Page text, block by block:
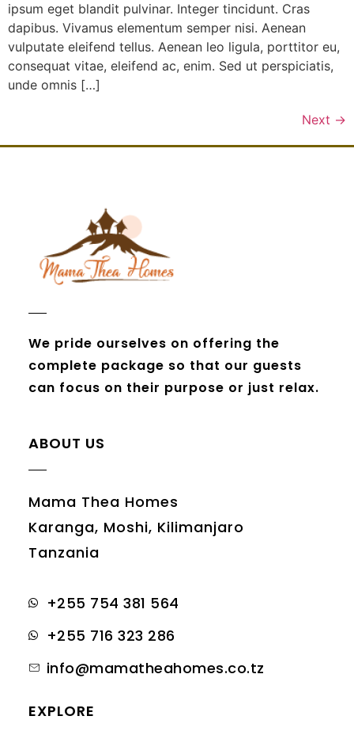
ipsum eget blandit pulvinar. Integer tincidunt. Cras
dapibus. Vivamus elementum semper nisi. Aenean
vulputate eleifend tellus. Aenean leo ligula, porttitor eu,
consequat vitae, eleifend ac, enim. Sed ut perspiciatis,
unde omnis […]
Next →
We pride ourselves on offering the
complete package so that our guests
can focus on their purpose or just relax.
ABOUT US
Mama Thea Homes
Karanga, Moshi, Kilimanjaro
Tanzania
+255 754 381 564
+255 716 323 286
info@mamatheahomes.co.tz
EXPLORE